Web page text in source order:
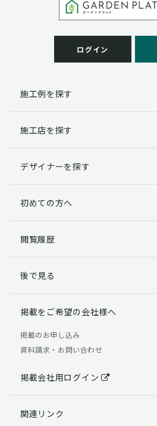
ログイン
施工例を探す
施工店を探す
デザイナーを探す
初めての方へ
閲覧履歴
後で見る
掲載をご希望の会社様へ
掲載のお申し込み
資料請求・お問い合わせ
掲載会社用ログイン
関連リンク